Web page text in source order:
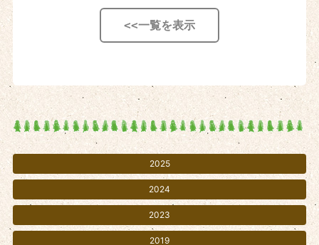
一覧を表示
2025
2024
2023
2019